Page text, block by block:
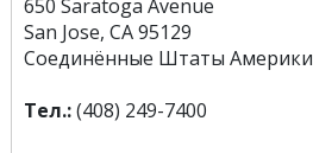
650 Saratoga Avenue
San Jose, CA 95129
Соединённые Штаты Америки
Тел.:(408) 249-7400